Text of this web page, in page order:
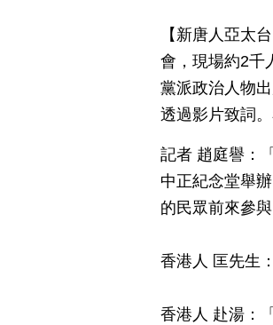
【新唐人亞太
會，現場約2千
黨派政治人物
透過影片致詞
記者 趙庭譽：
中正紀念堂舉
的民眾前來參與
香港人 匡先生
香港人 赴湯：